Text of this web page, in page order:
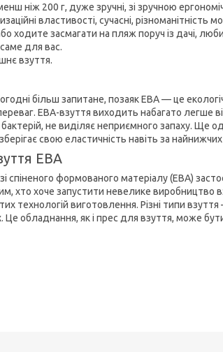
ніж 200 г, дуже зручні, зі зручною
властивості, сучасні, різноманітність
ходите засмагати на пляж поруч із дачі,
для вас.
взуття.
більш запитане, позаяк ЕВА — це
ЕВА-взуття виходить набагато легше
не виділяє неприємного запаху. Ще
свою еластичність навіть за
ЕВА
спіненого формованого матеріалу (ЕВА)
хто хоче запустити невелике виробництво
технологій виготовлення. Різні типи
обладнання, як і прес для взуття, може бути